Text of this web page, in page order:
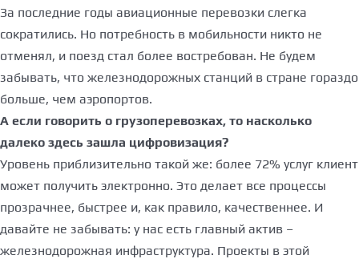
За последние годы авиационные перевозки слегка
сократились. Но потребность в мобильности никто не
отменял, и поезд стал более востребован. Не будем
забывать, что железнодорожных станций в стране гораздо
больше, чем аэропортов.
А если говорить о грузоперевозках, то насколько
далеко здесь зашла цифровизация?
Уровень приблизительно такой же: более 72% услуг клиент
может получить электронно. Это делает все процессы
прозрачнее, быстрее и, как правило, качественнее. И
давайте не забывать: у нас есть главный актив –
железнодорожная инфраструктура. Проекты в этой